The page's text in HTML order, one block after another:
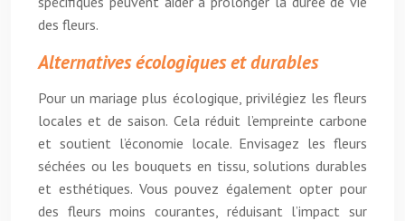
des fleurs.
Alternatives écologiques et durables
Pour un mariage plus écologique, privilégiez les fleurs
locales et de saison. Cela réduit l’empreinte carbone
et soutient l’économie locale. Envisagez les fleurs
séchées ou les bouquets en tissu, solutions durables
et esthétiques. Vous pouvez également opter pour
des fleurs moins courantes, réduisant l’impact sur